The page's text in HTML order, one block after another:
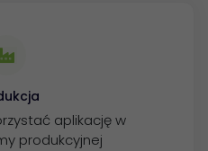
aplikację w
produkcyjnej